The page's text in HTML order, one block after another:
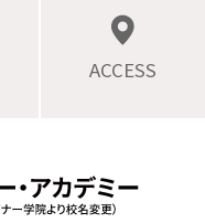
ACCESS